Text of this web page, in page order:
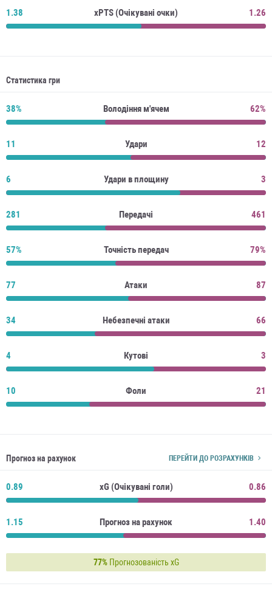
1.38 xPTS (Очікувані очки) 1.26
Статистика гри
38% Володіння м'ячем 62%
11 Удари 12
6 Удари в площину 3
281 Передачі 461
57% Точність передач 79%
77 Атаки 87
34 Небезпечні атаки 66
4 Кутові 3
10 Фоли 21
Прогноз на рахунок ПЕРЕЙТИ ДО РОЗРАХУНКІВ
0.89 xG (Очікувані голи) 0.86
1.15 Прогноз на рахунок 1.40
77%Прогнозованість xG